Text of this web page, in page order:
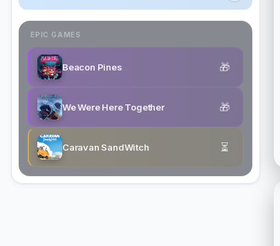
EPIC GAMES
Beacon Pines 🎁
We Were Here Together 🎁
Caravan SandWitch ⏳